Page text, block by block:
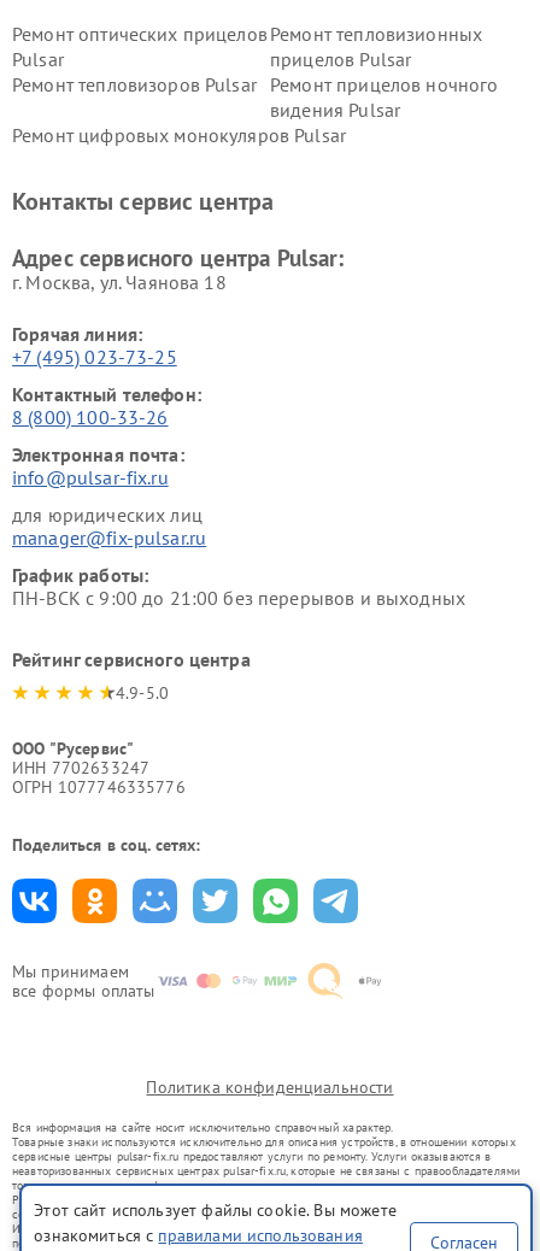
Мы принимаем
все формы оплаты
Ремонт оптических прицелов
Pulsar
Ремонт тепловизионных
прицелов Pulsar
Ремонт тепловизоров Pulsar
Ремонт прицелов ночного
видения Pulsar
Ремонт цифровых монокуляров Pulsar
Контакты сервис центра
Адрес сервисного центра Pulsar:
г. Москва, ул. Чаянова 18
Горячая линия:
+7 (495) 023-73-25
Контактный телефон:
8 (800) 100-33-26
Электронная почта:
info@pulsar-fix.ru
для юридических лиц
manager@fix-pulsar.ru
График работы:
ПН-ВСК с 9:00 до 21:00 без перерывов и выходных
Рейтинг сервисного центра
4.9-5.0
ООО "Русервис"
ИНН 7702633247
ОГРН 1077746335776
Поделиться в соц. сетях:
Политика конфиденциальности
Вся информация на сайте носит исключительно справочный характер.
Товарные знаки используются исключительно для описания устройств, в отношении которых
сервисные центры pulsar-fix.ru предоставляют услуги по ремонту. Услуги оказываются в
неавторизованных сервисных центрах pulsar-fix.ru, которые не связаны с правообладателями
товарных знаков или их официальными представителями.
Ремонт осуществляется для устройств, уже введенных в гражданский оборот в соответствии
со статьей 1487 ГК РФ.
Использование товарных знаков не преследует цели индивидуализации услуг или введения
потребителей в заблуждение, а служит для информирования о предоставляемых услугах по
Этот сайт использует файлы cookie. Вы можете
ознакомиться с правилами использования
Согласен